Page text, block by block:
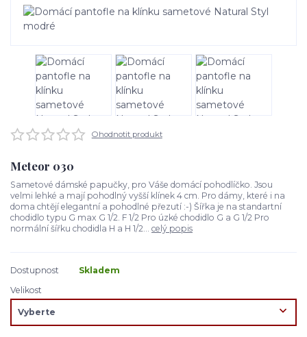
Ohodnotit produkt
Meteor 030
Sametové dámské papučky, pro Váše domácí pohodlíčko. Jsou
velmi lehké a mají pohodlný vyšší klínek 4 cm. Pro dámy, které i na
doma chtějí elegantní a pohodlné přezutí :-) Šířka je na standartní
chodidlo typu G max G 1/2. F 1/2 Pro úzké chodidlo G a G 1/2 Pro
normální šířku chodidla H a H 1/2... celý popis
Dostupnost
Skladem
Velikost